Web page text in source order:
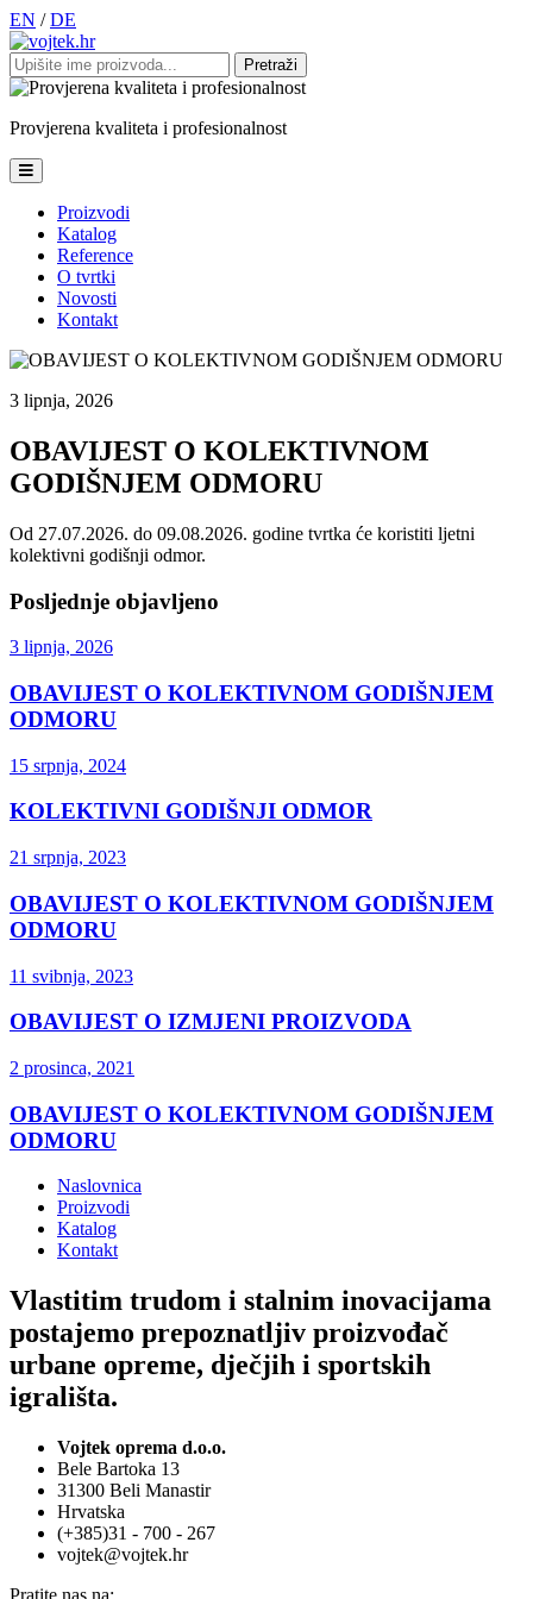
EN / DE
Pretraži:
Provjerena kvaliteta i profesionalnost
Proizvodi
Katalog
Reference
O tvrtki
Novosti
Kontakt
3 lipnja, 2026
OBAVIJEST O KOLEKTIVNOM
GODIŠNJEM ODMORU
Od 27.07.2026. do 09.08.2026. godine tvrtka će koristiti ljetni
kolektivni godišnji odmor.
Posljednje objavljeno
3 lipnja, 2026
OBAVIJEST O KOLEKTIVNOM GODIŠNJEM
ODMORU
15 srpnja, 2024
KOLEKTIVNI GODIŠNJI ODMOR
21 srpnja, 2023
OBAVIJEST O KOLEKTIVNOM GODIŠNJEM
ODMORU
11 svibnja, 2023
OBAVIJEST O IZMJENI PROIZVODA
2 prosinca, 2021
OBAVIJEST O KOLEKTIVNOM GODIŠNJEM
ODMORU
Naslovnica
Proizvodi
Katalog
Kontakt
Vlastitim trudom i stalnim inovacijama
postajemo prepoznatljiv proizvođač
urbane opreme, dječjih i sportskih
igrališta.
Vojtek oprema d.o.o.
Bele Bartoka 13
31300 Beli Manastir
Hrvatska
(+385)31 - 700 - 267
vojtek@vojtek.hr